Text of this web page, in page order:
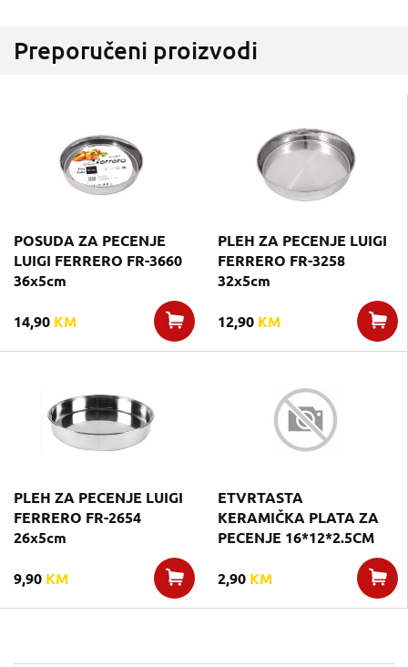
Preporučeni proizvodi
POSUDA ZA PECENJE
LUIGI FERRERO FR-3660
36x5cm
14,90 KM
PLEH ZA PECENJE LUIGI
FERRERO FR-3258
32x5cm
12,90 KM
PLEH ZA PECENJE LUIGI
FERRERO FR-2654
26x5cm
9,90 KM
ETVRTASTA
KERAMIČKA PLATA ZA
PECENJE 16*12*2.5CM
2,90 KM